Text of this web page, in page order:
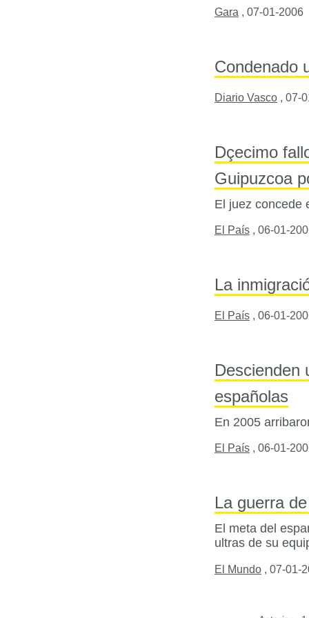
Gara , 07-01-2006
Condenado
Diario Vasco , 07-
Dçecimo
Guipuzcoa
El juez concede
El País , 06-01-
La
El País , 06-01-
Descienden
españolas
En 2005
El País , 06-01-
La guerra
El meta del
ultras de su
El Mundo , 07-01-